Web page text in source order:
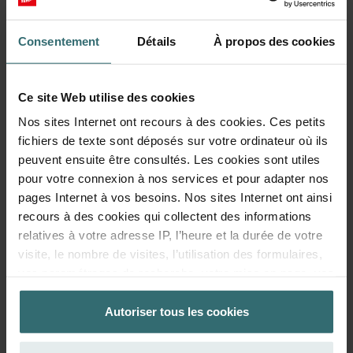
Consentement Détails À propos des cookies
Ce site Web utilise des cookies
Nos sites Internet ont recours à des cookies. Ces petits
fichiers de texte sont déposés sur votre ordinateur où ils
peuvent ensuite être consultés. Les cookies sont utiles
pour votre connexion à nos services et pour adapter nos
pages Internet à vos besoins. Nos sites Internet ont ainsi
recours à des cookies qui collectent des informations
relatives à votre adresse IP, l’heure et la durée de votre
visite, le nombre de visites, l’utilisation des formulaires,
réglages concernant les favoris sur nos sites Internet. La
durée de stockage des cookies est variable.
Autoriser tous les cookies
Fresh Scent Filter – ComfoWell Filterbox
320 | Zehnder Original
Set de filtres pour protéger votre air intérieur contre les
odeurs et poussières indésirables - 1x ePM10 (M5)